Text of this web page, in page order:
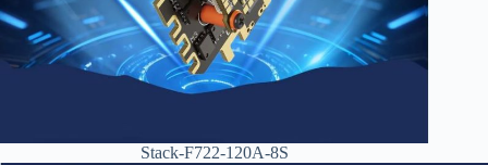
Stack-F722-120A-8S